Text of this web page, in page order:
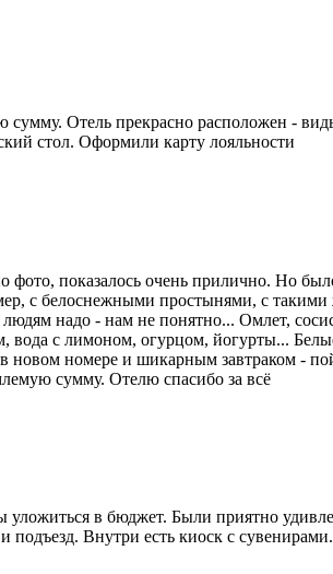
Отель прекрасно расположен -
стол. Оформили карту лояльности
фото, показалось очень прилично. Но
с белоснежными простынями, с
надо - нам не понятно... Омлет,
с лимоном, огурцом, йогурты...
в новом номере и шикарным завтраком -
сумму. Отелю спасибо за всё
в бюджет. Были приятно
подъезд. Внутри есть киоск с